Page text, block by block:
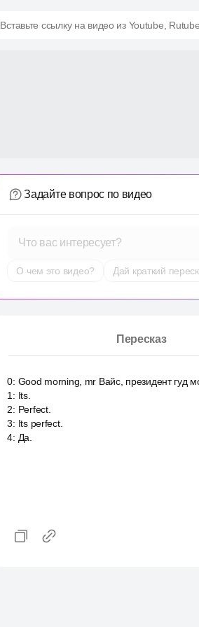
Вставьте ссылку на видео из Youtube,
Задайте вопрос по видео
Что вас интересует?
О чем это видео? Дай краткий
Пересказ
0: Good morning, mr Вайс, президент гуд
1 : Its.
2: Perfect.
3: Its perfect.
4: Да.